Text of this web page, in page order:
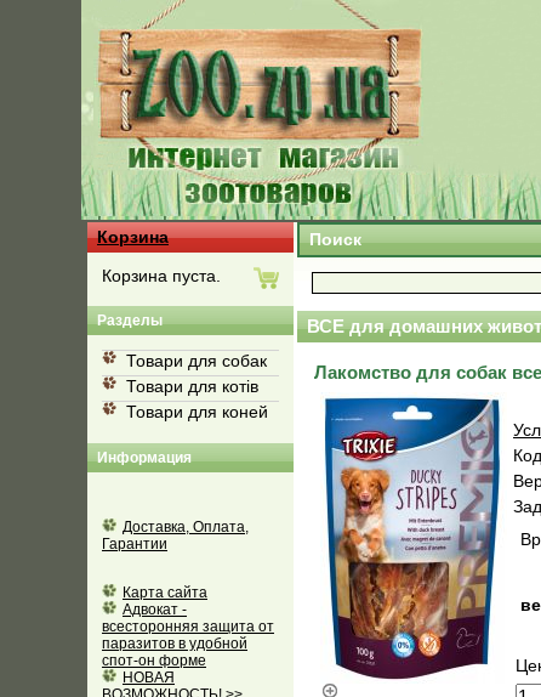
Корзина
Корзина пуста.
Разделы
Товари для собак
Товари для котів
Товари для коней
Информация
Доставка, Оплата,
Гарантии
Карта сайта
Адвокат -
всесторонняя защита от
паразитов в удобной
спот-он форме
НОВАЯ
Поиск
ВСЕ для домашних
Лакомство для собак